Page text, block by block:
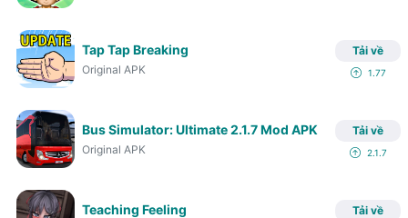
Tap Tap Breaking
Original APK
Tải về
1.77
Bus Simulator: Ultimate 2.1.7 Mod APK
Original APK
Tải về
2.1.7
Teaching Feeling Tải về